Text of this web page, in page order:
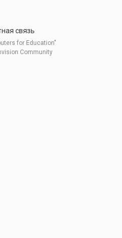
связь
for Education"
Community